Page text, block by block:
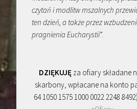
czytań i modlitw mszalnych
ten dzień, a także przez
pragnienia Eucharystii”.
DZIĘKUJĘza ofiary składane
skarbony, wpłacane na konto
64 1050 1575 1000 0022 2248